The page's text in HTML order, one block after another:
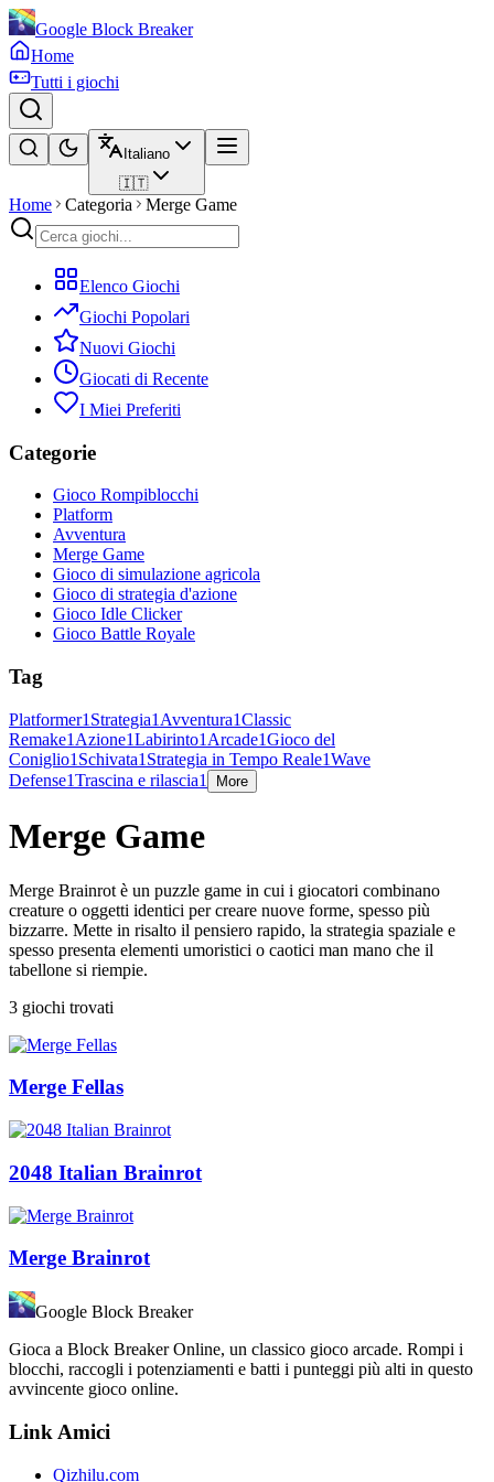
Google Block Breaker
Home
Tutti i giochi
Italiano
🇮🇹
Home Categoria Merge Game
Elenco Giochi
Giochi Popolari
Nuovi Giochi
Giocati di Recente
I Miei Preferiti
Categorie
Gioco Rompiblocchi
Platform
Avventura
Merge Game
Gioco di simulazione agricola
Gioco di strategia d'azione
Gioco Idle Clicker
Gioco Battle Royale
Tag
Platformer1 Strategia1 Avventura1Classic
Remake1 Azione1Labirinto1 Arcade1Gioco del
Coniglio1 Schivata1 Strategia in Tempo Reale1Wave
Defense1Trascina e rilascia1 More
Merge Game
Merge Brainrot è un puzzle game in cui i giocatori combinano
creature o oggetti identici per creare nuove forme, spesso più
bizzarre. Mette in risalto il pensiero rapido, la strategia spaziale e
spesso presenta elementi umoristici o caotici man mano che il
tabellone si riempie.
3 giochi trovati
Merge Fellas
2048 Italian Brainrot
Merge Brainrot
Google Block Breaker
Gioca a Block Breaker Online, un classico gioco arcade. Rompi i
blocchi, raccogli i potenziamenti e batti i punteggi più alti in questo
avvincente gioco online.
Link Amici
Qizhilu.com